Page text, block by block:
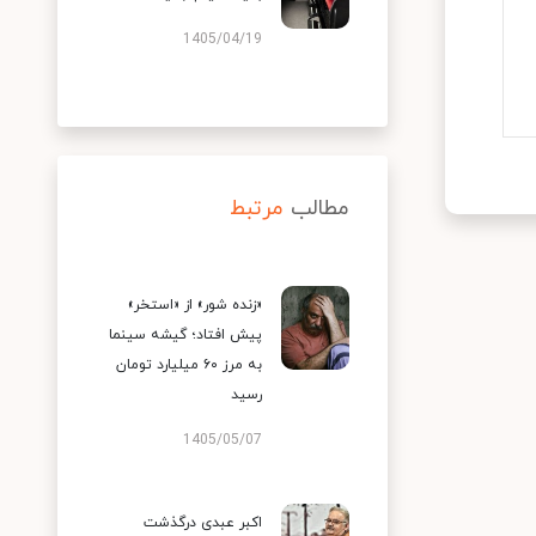
1405/04/19
مطالب مرتبط
«زنده شور» از «استخر»
پیش افتاد؛ گیشه سینما
به مرز ۶۰ میلیارد تومان
رسید
1405/05/07
اکبر عبدی درگذشت